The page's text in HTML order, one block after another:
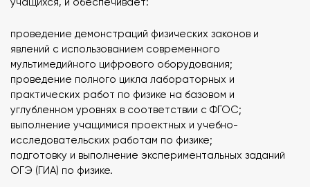
проведение демонстраций физических законов и
явлений с использованием современного
мультимедийного цифрового оборудования;
проведение полного цикла лабораторных и
практических работ по физике на базовом и
углубленном уровнях в соответствии с ФГОС;
выполнение учащимися проектных и учебно-
исследовательских работам по физике;
подготовку и выполнение экспериментальных заданий
ОГЭ (ГИА) по физике.